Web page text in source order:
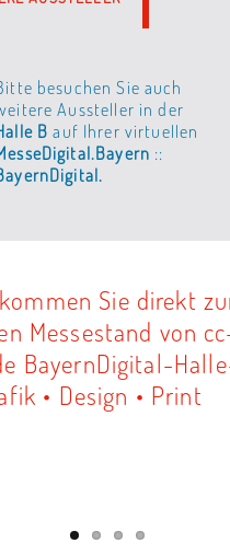
besuchen Sie auch
Aussteller in der
B auf Ihrer virtuellen
::